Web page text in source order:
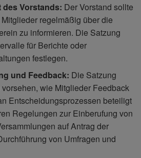
Vorstands: Der Vorstand sollte
regelmäßig über die
zu informieren. Die Satzung
für Berichte oder
festlegen.
und Feedback: Die Satzung
wie Mitglieder Feedback
Entscheidungsprozessen beteiligt
Regelungen zur Einberufung von
auf Antrag der
von Umfragen und